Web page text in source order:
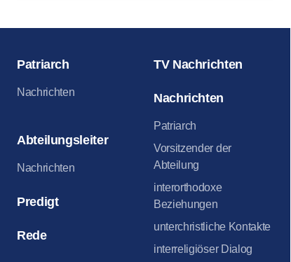
Patriarch
Nachrichten
Abteilungsleiter
Nachrichten
Predigt
Rede
TV Nachrichten
Nachrichten
Patriarch
Vorsitzender der
Abteilung
interorthodoxe
Beziehungen
unterchristliche Kontakte
interreligiöser Dialog